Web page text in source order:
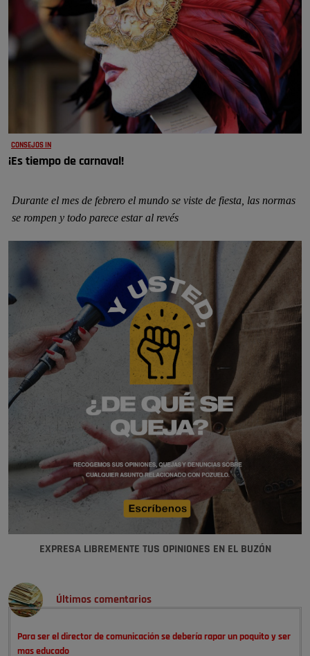
CONSEJOS IN
¡Es tiempo de carnaval!
Durante el mes de febrero el mundo se viste de fiesta, las normas
se rompen y todo parece estar al revés
EXPRESA LIBREMENTE TUS OPINIONES EN EL BUZÓN
Últimos comentarios
Para ser el director de comunicación se debería rapar un poquito y ser
mas educado